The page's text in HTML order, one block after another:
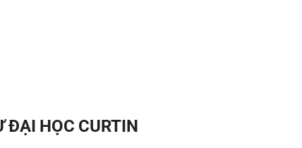
ĐẠI HỌC CURTIN